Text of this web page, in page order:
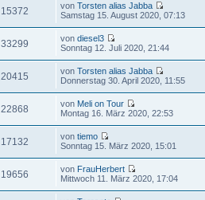
15372 vonTorsten alias Jabba
Samstag 15. August 2020, 07:13
33299 vondiesel3
Sonntag 12. Juli 2020, 21:44
20415 vonTorsten alias Jabba
Donnerstag 30. April 2020, 11:55
22868 von Meli on Tour
Montag 16. März 2020, 22:53
17132 vontiemo
Sonntag 15. März 2020, 15:01
19656 von FrauHerbert
Mittwoch 11. März 2020, 17:04